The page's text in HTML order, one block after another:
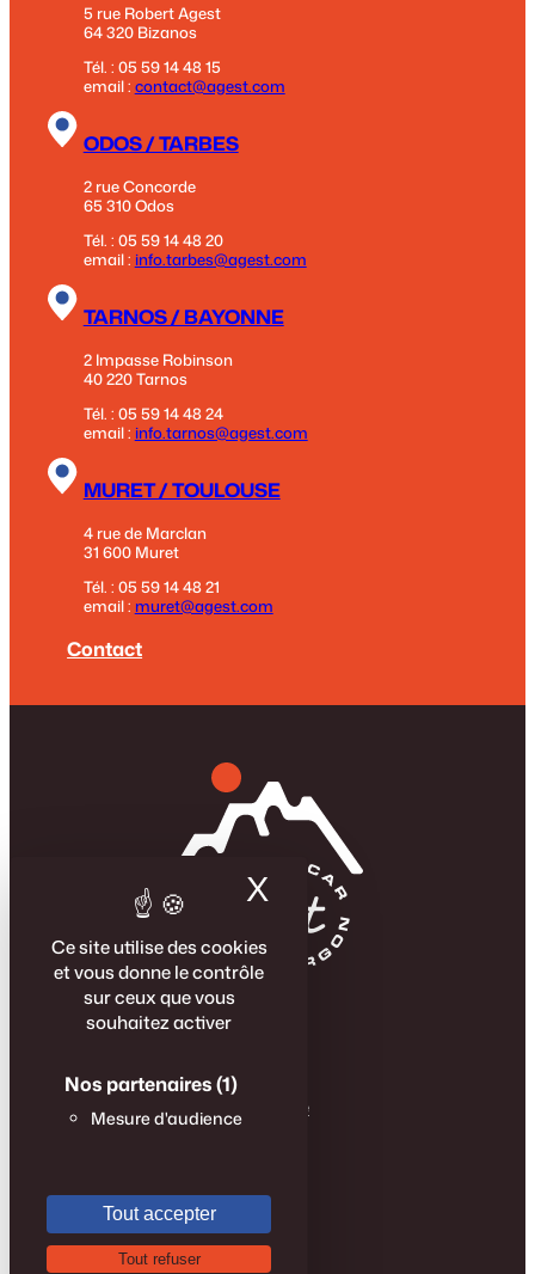
Ce site utilise des cookies
et vous donne le contrôle
sur ceux que vous
souhaitez activer
Nos partenaires(1)
Mesure d'audience
Tout accepter
Tout refuser
X Masquer le
5 rue Robert Agest
64 320 Bizanos
Tél. : 05 59 14 48 15
email : contact@agest.com
ODOS / TARBES
2 rue Concorde
65 310 Odos
Tél. : 05 59 14 48 20
email : info.tarbes@agest.com
TARNOS / BAYONNE
2 Impasse Robinson
40 220 Tarnos
Tél. : 05 59 14 48 24
email : info.tarnos@agest.com
MURET / TOULOUSE
4 rue de Marclan
31 600 Muret
Tél. : 05 59 14 48 21
email : muret@agest.com
Contact
La Famille Agest
Véhicules neufs
Mentions légales
Politique de confidentialité
Suivez-nous
Facebook InstagramLinkedIn YouTube